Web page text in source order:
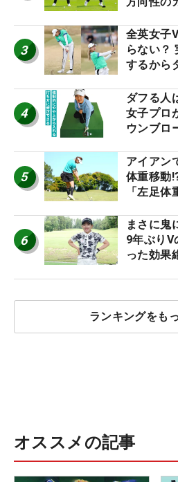
3
全英女子
らない？
するから
4
ダフる人
女子プロ
ウンブロ
5
アイアン
体重移動
「左足
6
まさに
9年ぶりV
った効果
ランキングをも
オススメの記事